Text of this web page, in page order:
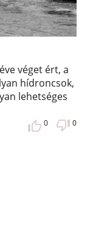
véget ért, a
hídroncsok,
lehetséges
0 0